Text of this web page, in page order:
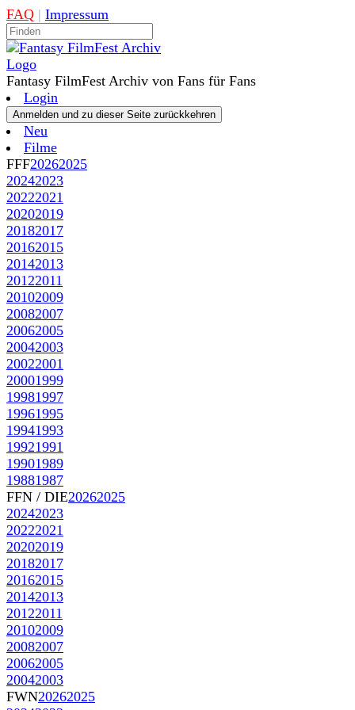
FAQ | Impressum
Fantasy FilmFest Archiv von Fans für Fans
Login
Neu
Filme
FFF20262025
20242023
20222021
20202019
20182017
20162015
20142013
20122011
20102009
20082007
20062005
20042003
20022001
20001999
19981997
19961995
19941993
19921991
19901989
19881987
FFN / DIE20262025
20242023
20222021
20202019
20182017
20162015
20142013
20122011
20102009
20082007
20062005
20042003
FWN20262025